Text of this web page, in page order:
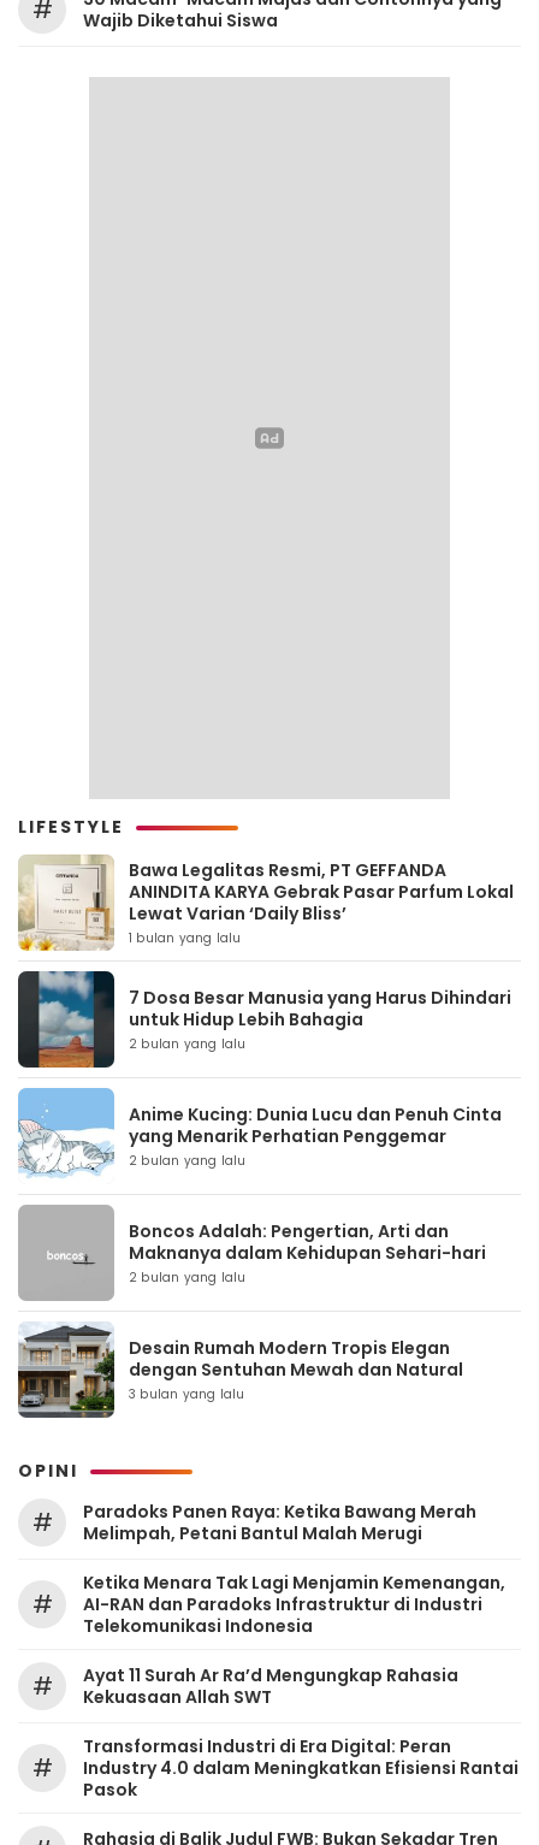
#
Wajib Diketahui Siswa
LIFESTYLE
Bawa Legalitas Resmi, PT GEFFANDA
ANINDITA KARYA Gebrak Pasar Parfum Lokal
Lewat Varian ‘Daily Bliss’
1 bulan yang lalu
7 Dosa Besar Manusia yang Harus Dihindari
untuk Hidup Lebih Bahagia
2 bulan yang lalu
Anime Kucing: Dunia Lucu dan Penuh Cinta
yang Menarik Perhatian Penggemar
2 bulan yang lalu
Boncos Adalah: Pengertian, Arti dan
Maknanya dalam Kehidupan Sehari-hari
2 bulan yang lalu
Desain Rumah Modern Tropis Elegan
dengan Sentuhan Mewah dan Natural
3 bulan yang lalu
OPINI
#
Paradoks Panen Raya: Ketika Bawang Merah
Melimpah, Petani Bantul Malah Merugi
#
Ketika Menara Tak Lagi Menjamin Kemenangan,
AI-RAN dan Paradoks Infrastruktur di Industri
Telekomunikasi Indonesia
#
Ayat 11 Surah Ar Ra’d Mengungkap Rahasia
Kekuasaan Allah SWT
#
Transformasi Industri di Era Digital: Peran
Industry 4.0 dalam Meningkatkan Efisiensi Rantai
Pasok
Rahasia di Balik Judul FWB: Bukan Sekadar Tren